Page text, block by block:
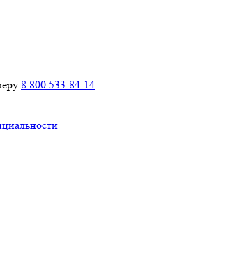
8 800 533-84-14